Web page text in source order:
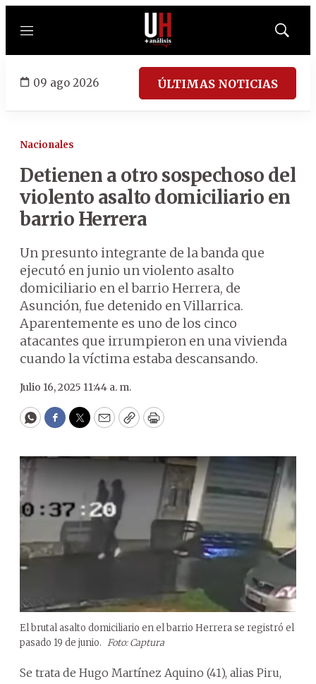
Menú
Mostrar
09 ago 2026 ÚLTIMAS NOTICIAS
Nacionales
Detienen a otro sospechoso del
violento asalto domiciliario en
barrio Herrera
Un presunto integrante de la banda que
ejecutó en junio un violento asalto
domiciliario en el barrio Herrera, de
Asunción, fue detenido en Villarrica.
Aparentemente es uno de los cinco
atacantes que irrumpieron en una vivienda
cuando la víctima estaba descansando.
Julio 16, 2025 11:44 a. m.
WhatsApp
Facebook
Twitter
EmailCopyPrint
El brutal asalto domiciliario en el barrio Herrera se registró el
pasado 19 de junio. Foto: Captura
Se trata de Hugo Martínez Aquino (41), alias Piru,